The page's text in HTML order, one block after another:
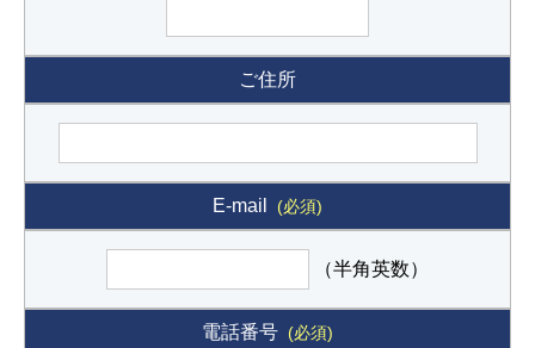
ご住所
E-mail (必須)
（半角英数）
電話番号 (必須)